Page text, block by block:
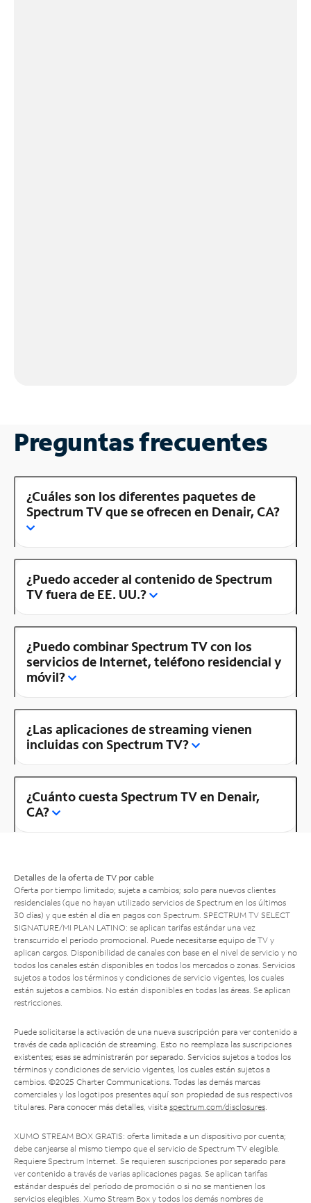
Preguntas frecuentes
¿Cuáles son los diferentes paquetes de
Spectrum TV que se ofrecen en Denair, CA?
¿Puedo acceder al contenido de Spectrum
TV fuera de EE. UU.?
¿Puedo combinar Spectrum TV con los
servicios de Internet, teléfono residencial y
móvil?
¿Las aplicaciones de streaming vienen
incluidas con Spectrum TV?
¿Cuánto cuesta Spectrum TV en Denair,
CA?
Detalles de la oferta de TV por cable
Oferta por tiempo limitado; sujeta a cambios; solo para nuevos clientes
residenciales (que no hayan utilizado servicios de Spectrum en los últimos
30 días) y que estén al día en pagos con Spectrum. SPECTRUM TV SELECT
SIGNATURE/MI PLAN LATINO: se aplican tarifas estándar una vez
transcurrido el período promocional. Puede necesitarse equipo de TV y
aplican cargos. Disponibilidad de canales con base en el nivel de servicio y no
todos los canales están disponibles en todos los mercados o zonas. Servicios
sujetos a todos los términos y condiciones de servicio vigentes, los cuales
están sujetos a cambios. No están disponibles en todas las áreas. Se aplican
restricciones.
Puede solicitarse la activación de una nueva suscripción para ver contenido a
través de cada aplicación de streaming. Esto no reemplaza las suscripciones
existentes; esas se administrarán por separado. Servicios sujetos a todos los
términos y condiciones de servicio vigentes, los cuales están sujetos a
cambios. ©2025 Charter Communications. Todas las demás marcas
comerciales y los logotipos presentes aquí son propiedad de sus respectivos
titulares. Para conocer más detalles, visita spectrum.com/disclosures.
XUMO STREAM BOX GRATIS: oferta limitada a un dispositivo por cuenta;
debe canjearse al mismo tiempo que el servicio de Spectrum TV elegible.
Requiere Spectrum Internet. Se requieren suscripciones por separado para
ver contenido a través de varias aplicaciones pagas. Se aplican tarifas
estándar después del período de promoción o si no se mantienen los
servicios elegibles. Xumo Stream Box y todos los demás nombres de